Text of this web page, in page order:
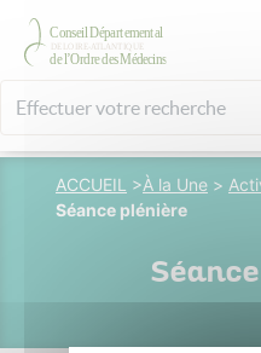
ACCUEIL >À la Une >
Séance plénière